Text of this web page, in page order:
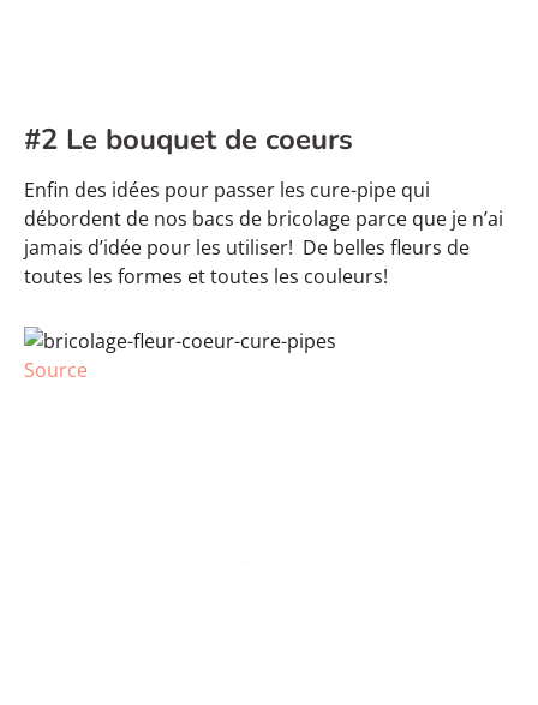
#2 Le bouquet de coeurs
Enfin des idées pour passer les cure-pipe qui
débordent de nos bacs de bricolage parce que je n’ai
jamais d’idée pour les utiliser! De belles fleurs de
toutes les formes et toutes les couleurs!
Source